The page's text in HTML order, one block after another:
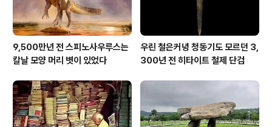
9,500만년 전 스피노사우루스는
칼날 모양 머리 볏이 있었다
우린 철은커녕 청동기도 모르던 3,
300년 전 히타이트 철제 단검